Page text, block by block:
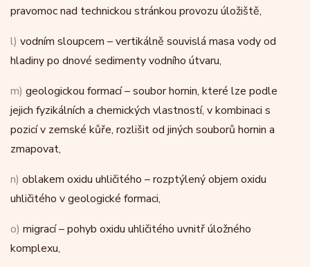
pravomoc nad technickou stránkou provozu úložiště,
l) vodním sloupcem – vertikálně souvislá masa vody od
hladiny po dnové sedimenty vodního útvaru,
m) geologickou formací – soubor hornin, které lze podle
jejich fyzikálních a chemických vlastností, v kombinaci s
pozicí v zemské kůře, rozlišit od jiných souborů hornin a
zmapovat,
n) oblakem oxidu uhličitého – rozptýlený objem oxidu
uhličitého v geologické formaci,
o) migrací – pohyb oxidu uhličitého uvnitř úložného
komplexu,